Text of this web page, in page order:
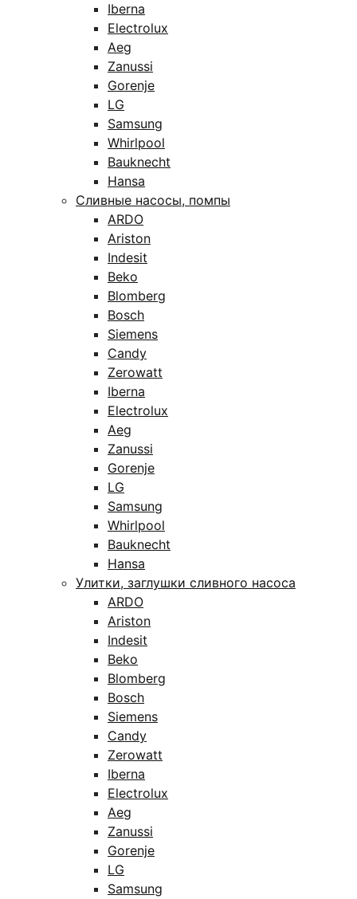
Iberna
Electrolux
Aeg
Zanussi
Gorenje
LG
Samsung
Whirlpool
Bauknecht
Hansa
Сливные насосы, помпы
ARDO
Ariston
Indesit
Beko
Blomberg
Bosch
Siemens
Candy
Zerowatt
Iberna
Electrolux
Aeg
Zanussi
Gorenje
LG
Samsung
Whirlpool
Bauknecht
Hansa
Улитки, заглушки сливного насоса
ARDO
Ariston
Indesit
Beko
Blomberg
Bosch
Siemens
Candy
Zerowatt
Iberna
Electrolux
Aeg
Zanussi
Gorenje
LG
Samsung